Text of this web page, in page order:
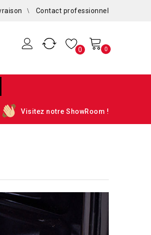
Contact professionnel
0 0
Visitez notre ShowRoom !